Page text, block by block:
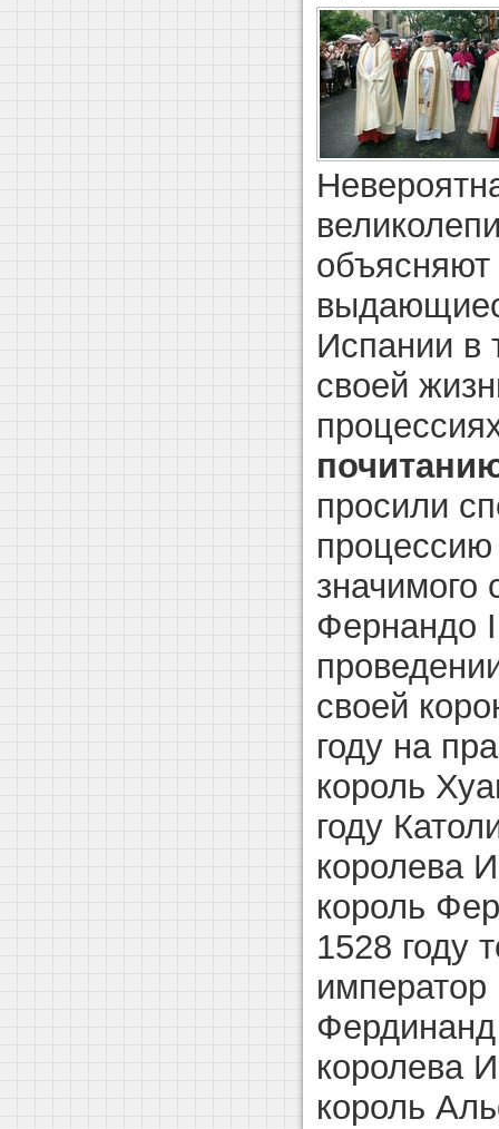
объясняют
Испании в
своей
просили
процессию
Фернандо I
своей
году на
король
году
королева
король
1528 году
император
королева
король